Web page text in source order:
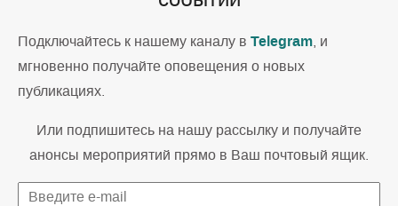
Подключайтесь к нашему каналу в Telegram, и
мгновенно получайте оповещения о новых
публикациях.
Или подпишитесь на нашу рассылку и получайте
анонсы мероприятий прямо в Ваш почтовый ящик.